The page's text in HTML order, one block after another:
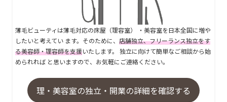
薄毛ビューティは薄毛対応の床屋（理容室） ・美容室を日本全国に増や
したいと考えてい ます。そのために、 店舗独立、フリーランス独立をす
る美容師・理容師を支援いたします。 独立に向けて簡単なご相談から始
められれば と思いますので、お気軽にご連絡ください。
理・美容室の独立・開業の詳細を確認する